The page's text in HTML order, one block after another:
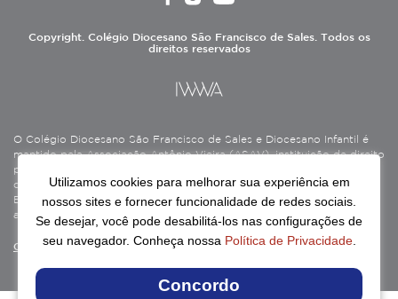
Copyright. Colégio Diocesano São Francisco de Sales. Todos os
direitos reservados
O Colégio Diocesano São Francisco de Sales e Diocesano Infantil é
mantido pela Associação Antônio Vieira (ASAV), instituição de direito
privado sem fins lucrativos, filantrópica, de natureza educativa,
cultural, assistencial e beneficente, certificada como Entidade
Beneficente de Assistência Social (CEBAS), nas áreas de educação e
assistência social.
Continue lendo
Utilizamos cookies para melhorar sua experiência em
nossos sites e fornecer funcionalidade de redes sociais.
Se desejar, você pode desabilitá-los nas configurações de
seu navegador. Conheça nossa Política de Privacidade.
Concordo